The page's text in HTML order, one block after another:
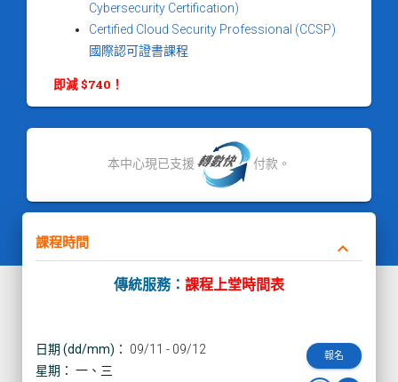
Cybersecurity Certification)
Certified Cloud Security Professional (CCSP)
國際認可證書課程
即減 $740！
本中心現已支援 付款。
課程時間 keyboard_arrow_down
傳統服務： 課程上堂時間表
日期 (dd/mm)： 09/11 - 09/12 報名
星期： 一、三